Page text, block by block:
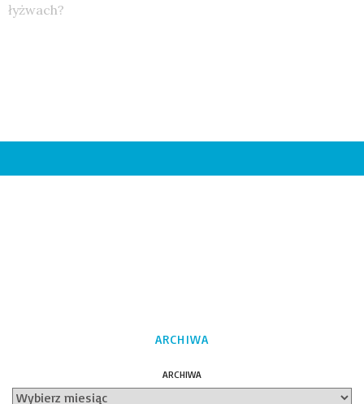
łyżwach?
ARCHIWA
ARCHIWA